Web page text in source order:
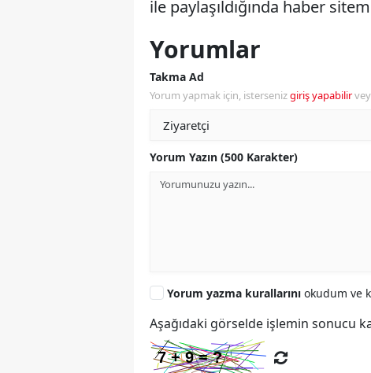
ile paylaşıldığında haber
Yorumlar
Takma Ad
Yorum yapmak için, istersenizgiriş yapabilir
Yorum Yazın (500 Karakter)
Yorum yazma kurallarını okudum ve
Aşağıdaki görselde işlemin sonucu